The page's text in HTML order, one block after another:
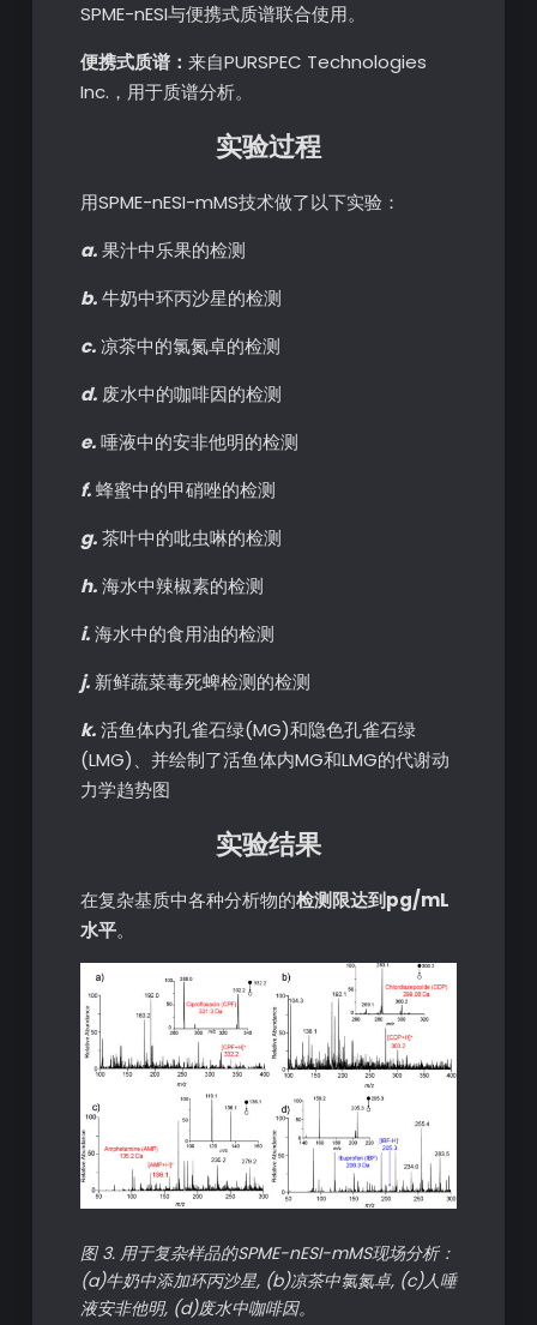
SPME-nESI与便携式质谱联合使用。
便携式质谱： 来自PURSPEC Technologies
Inc.，用于质谱分析。
实验过程
用SPME-nESI-mMS技术做了以下实验：
a.果汁中乐果的检测
b.牛奶中环丙沙星的检测
c.凉茶中的氯氮卓的检测
d.废水中的咖啡因的检测
e.唾液中的安非他明的检测
f.蜂蜜中的甲硝唑的检测
g.茶叶中的吡虫啉的检测
h.海水中辣椒素的检测
i.海水中的食用油的检测
j.新鲜蔬菜毒死蜱检测的检测
k.活鱼体内孔雀石绿(MG)和隐色孔雀石绿
(LMG)、并绘制了活鱼体内MG和LMG的代谢动
力学趋势图
实验结果
在复杂基质中各种分析物的检测限达到pg/mL
水平。
图 3. 用于复杂样品的SPME-nESI-mMS现场分析：
(a)牛奶中添加环丙沙星, (b)凉茶中氯氮卓, (c)人唾
液安非他明, (d)废水中咖啡因。